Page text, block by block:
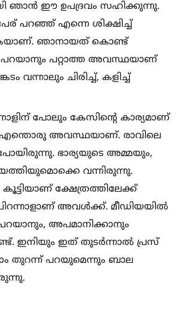
ഞാന്‍ ഈ ഉപദ്രവം സഹിക്കുന്നു.
പറഞ്ഞ് എന്നെ ശിക്ഷിച്ച്‌
ഞാനായത് കൊണ്ട്
പറ്റാത്ത അവസ്ഥയാണ്
വന്നാലും ചിരിച്ച്‌, കളിച്ച്‌
പോലും കേസിന്റെ കാര്യമാണ്
അവസ്ഥയാണ്. രാവിലെ
ഭാര്യയുടെ അമ്മയും,
വന്നിരുന്നു.
ക്ഷേത്രത്തിലേക്ക്
അവള്‍ക്ക്. മീഡിയയില്‍
അപമാനിക്കാനും
ഇനിയും ഇത് തുടര്‍ന്നാല്‍ പ്രസ്
തുറന്ന് പറയുമെന്നും ബാല